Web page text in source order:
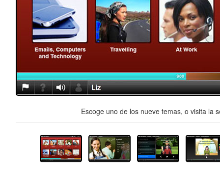
Escoge uno de los nueve temas, o visita la